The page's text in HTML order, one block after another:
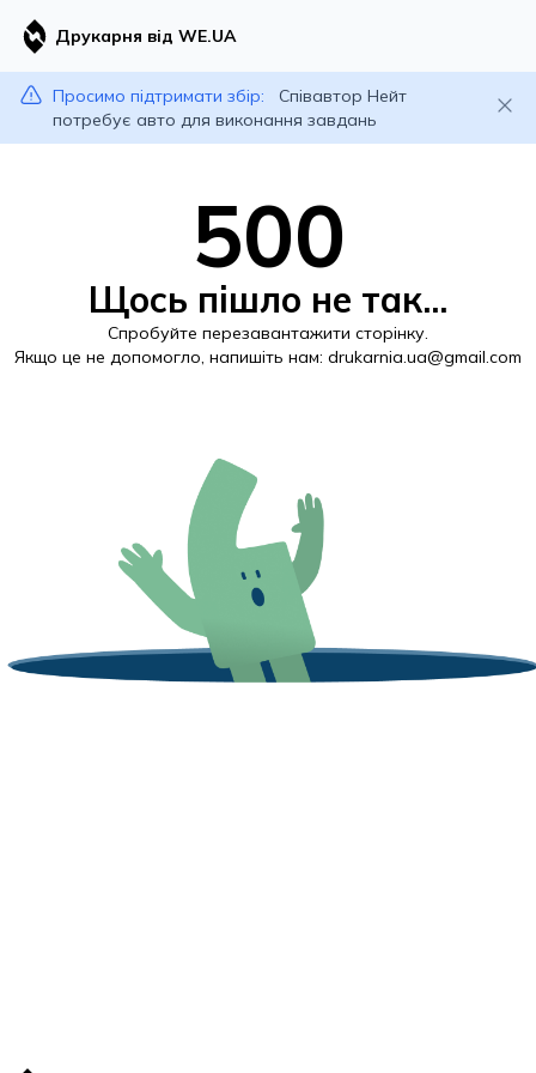
Друкарня від WE.UA
Просимо підтримати збір:
Співавтор Нейт
потребує авто для виконання завдань
500
Щось пішло не так...
Спробуйте перезавантажити сторінку.
Якщо це не допомогло, напишіть нам: drukarnia.ua@gmail.com